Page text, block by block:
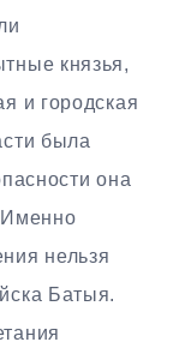
князья,
и городская
была
она
Именно
нельзя
Батыя.